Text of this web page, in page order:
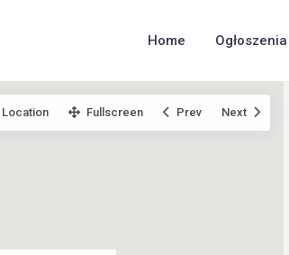
Home Ogłoszenia
Location Fullscreen Prev Next